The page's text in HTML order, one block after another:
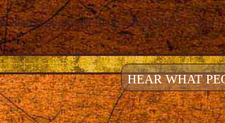
also recognized the positive effect True
HEAR WHAT